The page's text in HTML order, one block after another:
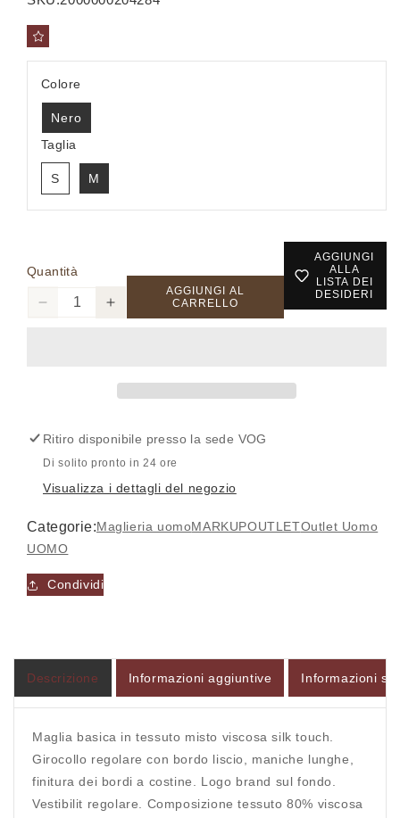
Colore
Nero
Taglia
S M
Quantità
Diminuisci
MARKUP
Aumenta
Maglia
MARKUP
AGGIUNGI AL
CARRELLO
AGGIUNGI
ALLA
LISTA DEI
DESIDERI
Ritiro disponibile presso la sede VOG
Di solito pronto in 24 ore
Visualizza i dettagli del negozio
Categorie:Maglieria uomoMARKUPOUTLETOutlet Uomo
UOMO
Condividi
Descrizione Informazioni aggiuntive Informazioni
Maglia basica in tessuto misto viscosa silk touch.
Girocollo regolare con bordo liscio, maniche lunghe,
finitura dei bordi a costine. Logo brand sul fondo.
Vestibilit regolare. Composizione tessuto 80% viscosa
Accesso richiesto
Accedi al tuo account per aggiungere prodotti alla
tua lista dei desideri e visualizzare gli articoli
Login